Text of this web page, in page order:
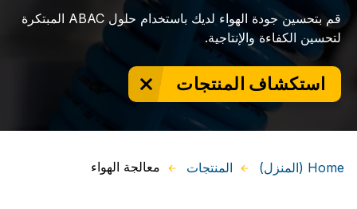
قم بتحسين جودة الهواء لديك باستخدام حلول ABAC المبتكرة
لتحسين الكفاءة والإنتاجية.
استكشاف المنتجات
Home (المنزل) المنتجات معالجة الهواء